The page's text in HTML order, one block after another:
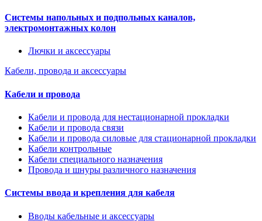
Системы напольных и подпольных каналов,
электромонтажных колон
Лючки и аксессуары
Кабели, провода и аксессуары
Кабели и провода
Кабели и провода для нестационарной прокладки
Кабели и провода связи
Кабели и провода силовые для стационарной прокладки
Кабели контрольные
Кабели специального назначения
Провода и шнуры различного назначения
Системы ввода и крепления для кабеля
Вводы кабельные и аксессуары